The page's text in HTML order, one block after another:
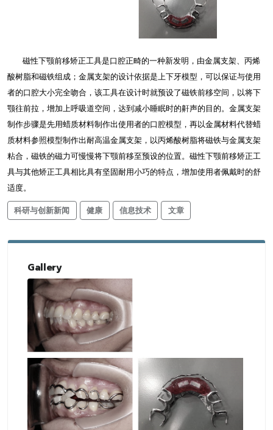
磁性下颚前移矫正工具是口腔正畸的一种新发明，由金属支架、丙烯
酸树脂和磁铁组成；金属支架的设计依据是上下牙模型，可以保证与使用
者的口腔大小完全吻合，该工具在设计时就预设了磁铁前移空间，以将下
颚往前拉，增加上呼吸道空间，达到减小睡眠时的鼾声的目的。金属支架
制作步骤是先用蜡质材料制作出使用者的口腔模型，再以金属材料代替蜡
质材料参照模型制作出耐高温金属支架，以丙烯酸树脂将磁铁与金属支架
粘合，磁铁的磁力可慢慢将下颚前移至预设的位置。磁性下颚前移矫正工
具与其他矫正工具相比具有坚固耐用小巧的特点，增加使用者佩戴时的舒
适度。
科研与创新新闻
健康 信息技术 文章
Gallery